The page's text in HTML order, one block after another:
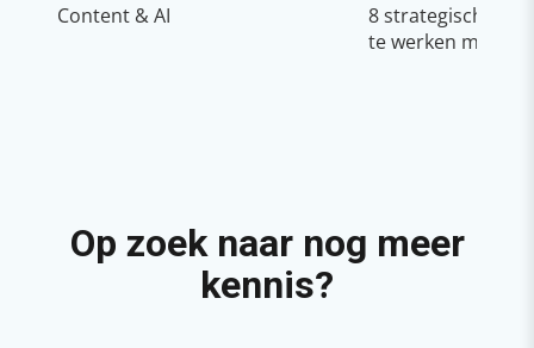
Content & AI
8 strategische
te werken met
Op zoek naar nog meer
kennis?